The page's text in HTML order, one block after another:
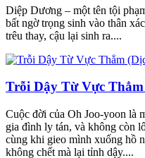
Diệp Dương – một tên tội
bất ngờ trọng sinh vào thân
trêu thay, cậu lại sinh ra....
Trỗi Dậy Từ Vực
Cuộc đời của Oh Joo-yoon là
gia đình ly tán, và không còn
cùng khi gieo mình xuống hồ
không chết mà lại tỉnh dậy....